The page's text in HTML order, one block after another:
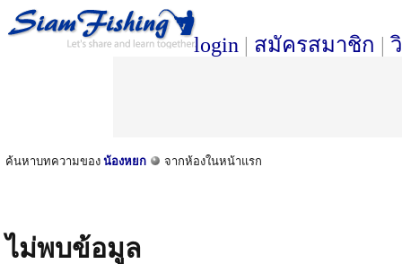
login | สมัครสมาชิก |
ค้นหาบทความของ น้องหยก จากห้องในหน้าแรก
ไม่พบข้อมูล